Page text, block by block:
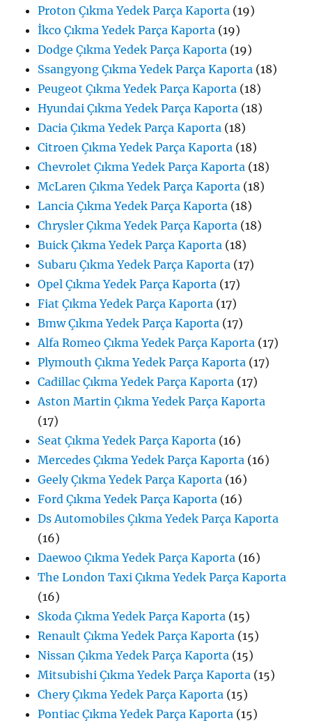
Proton Çıkma Yedek Parça Kaporta (19)
İkco Çıkma Yedek Parça Kaporta (19)
Dodge Çıkma Yedek Parça Kaporta (19)
Ssangyong Çıkma Yedek Parça Kaporta (18)
Peugeot Çıkma Yedek Parça Kaporta (18)
Hyundai Çıkma Yedek Parça Kaporta (18)
Dacia Çıkma Yedek Parça Kaporta (18)
Citroen Çıkma Yedek Parça Kaporta (18)
Chevrolet Çıkma Yedek Parça Kaporta (18)
McLaren Çıkma Yedek Parça Kaporta (18)
Lancia Çıkma Yedek Parça Kaporta (18)
Chrysler Çıkma Yedek Parça Kaporta (18)
Buick Çıkma Yedek Parça Kaporta (18)
Subaru Çıkma Yedek Parça Kaporta (17)
Opel Çıkma Yedek Parça Kaporta (17)
Fiat Çıkma Yedek Parça Kaporta (17)
Bmw Çıkma Yedek Parça Kaporta (17)
Alfa Romeo Çıkma Yedek Parça Kaporta (17)
Plymouth Çıkma Yedek Parça Kaporta (17)
Cadillac Çıkma Yedek Parça Kaporta (17)
Aston Martin Çıkma Yedek Parça Kaporta
(17)
Seat Çıkma Yedek Parça Kaporta (16)
Mercedes Çıkma Yedek Parça Kaporta (16)
Geely Çıkma Yedek Parça Kaporta (16)
Ford Çıkma Yedek Parça Kaporta (16)
Ds Automobiles Çıkma Yedek Parça Kaporta
(16)
Daewoo Çıkma Yedek Parça Kaporta (16)
The London Taxi Çıkma Yedek Parça Kaporta
(16)
Skoda Çıkma Yedek Parça Kaporta (15)
Renault Çıkma Yedek Parça Kaporta (15)
Nissan Çıkma Yedek Parça Kaporta (15)
Mitsubishi Çıkma Yedek Parça Kaporta (15)
Chery Çıkma Yedek Parça Kaporta (15)
Pontiac Çıkma Yedek Parça Kaporta (15)